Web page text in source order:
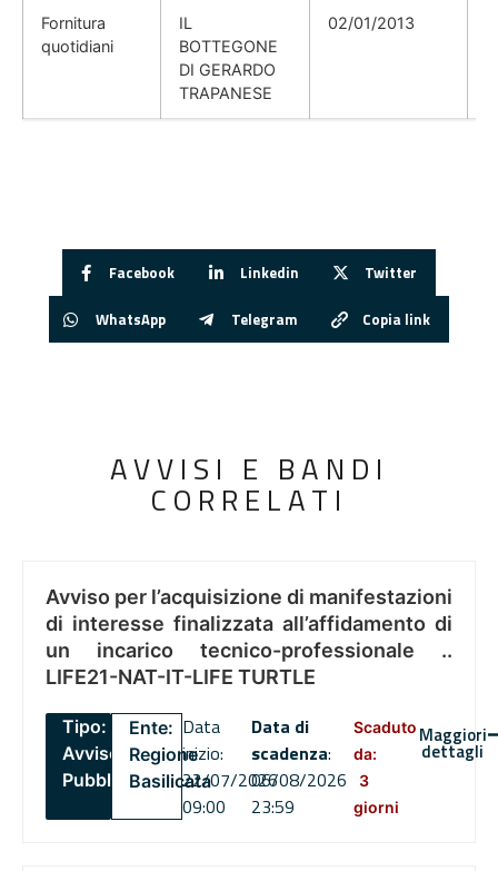
Fornitura
quotidiani
IL
BOTTEGONE
DI GERARDO
TRAPANESE
02/01/2013
Facebook Linkedin Twitter
WhatsApp Telegram Copia link
AVVISI E BANDI
CORRELATI
Avviso per l’acquisizione di manifestazioni
di interesse finalizzata all’affidamento di
un incarico tecnico-professionale ..
LIFE21-NAT-IT-LIFE TURTLE
Tipo:
Avviso
Pubblico
Ente:
Regione
Basilicata
Data
inizio:
22/07/2026
09:00
Data di
scadenza:
06/08/2026
23:59
Scaduto
da:
3
giorni
Maggiori
dettagli